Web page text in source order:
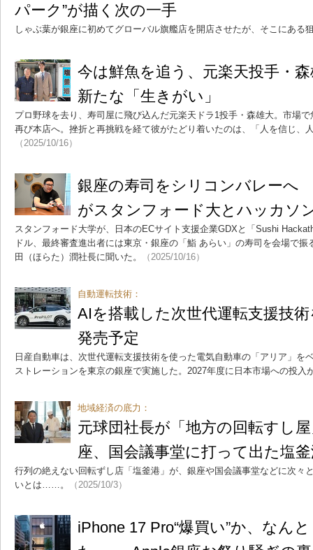
パーク”が描く次の一手
しゃぶ葉が銀座に初めてグローバル旗艦店を開店させたが、そこにある
今は鮮魚を追う、元楽天投手・
新たな「生きがい」
プロ野球を去り、寿司屋に飛び込んだ元楽天ドラ1投手・森雄大。市場
再び本店へ。挫折と再挑戦を経て彼がたどり着いたのは、「人を信じ、
（2025/10/16）
銀座の寿司をシリコンバレーへ
がスタンフォード大とハッカソ
スタンフォード大学が、日本のECサイト支援企業GDXと「Sushi
ドル、最終審査進出者には東京・銀座の「鮨 あらい」の寿司を会場で
田（ほらた）潤社長に聞いた。
（2025/10/16）
自動運転技術：
AIを搭載した次世代運転支援技
発売予定
日産自動車は、次世代運転支援技術を使った電気自動車の「アリア」を
ストレーションを東京の銀座で実施した。2027年度に日本市場への投入
地域経済の底力：
元球団社長が「地方の回転す
座、国会議事堂に打って出た塩
行列の絶えない回転ずし店「塩釜港」が、銀座や国会議事堂などに次々
いとは……。
（2025/10/3）
iPhone 17 Pro“爆買い”か、なん